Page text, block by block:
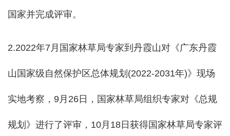
国家并完成评审。
2.2022年7月国家林草局专家到丹霞山对 《广东丹霞
山国家级自然保护区总体规划(2022-2031年)》 现场
实地考察，9月26日， 国家林草局组织专家对《总规
规划 》进行了评审，10月18日获得国家林草局专家评